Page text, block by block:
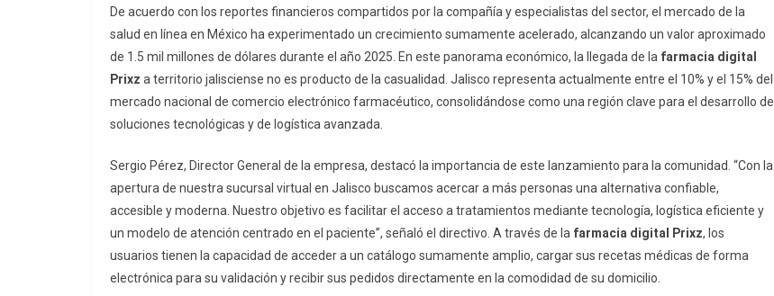
De acuerdo con los reportes financieros compartidos por la compañía y especialistas del sector, el mercado de la
salud en línea en México ha experimentado un crecimiento sumamente acelerado, alcanzando un valor aproximado
de 1.5 mil millones de dólares durante el año 2025. En este panorama económico, la llegada de la farmacia digital
Prixz a territorio jalisciense no es producto de la casualidad. Jalisco representa actualmente entre el 10% y el 15% del
mercado nacional de comercio electrónico farmacéutico, consolidándose como una región clave para el desarrollo de
soluciones tecnológicas y de logística avanzada.
Sergio Pérez, Director General de la empresa, destacó la importancia de este lanzamiento para la comunidad. “Con la
apertura de nuestra sucursal virtual en Jalisco buscamos acercar a más personas una alternativa confiable,
accesible y moderna. Nuestro objetivo es facilitar el acceso a tratamientos mediante tecnología, logística eficiente y
un modelo de atención centrado en el paciente”, señaló el directivo. A través de la farmacia digital Prixz, los
usuarios tienen la capacidad de acceder a un catálogo sumamente amplio, cargar sus recetas médicas de forma
electrónica para su validación y recibir sus pedidos directamente en la comodidad de su domicilio.